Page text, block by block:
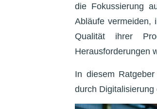
die Fokussierung
Abläufe vermeiden,
Qualität ihrer
Herausforderungen
In diesem
durch